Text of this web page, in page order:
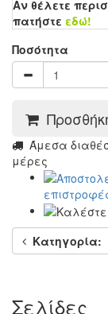
Αν θέλετε
πατήστε εδώ!
Ποσότητα
Άμεσα
μέρες
Κατηγορία:
Σελίδες